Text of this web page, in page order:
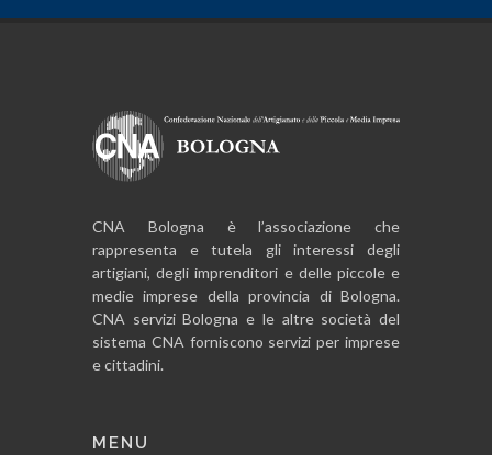
CNA Bologna è l’associazione che
rappresenta e tutela gli interessi degli
artigiani, degli imprenditori e delle piccole e
medie imprese della provincia di Bologna.
CNA servizi Bologna e le altre società del
sistema CNA forniscono servizi per imprese
e cittadini.
MENU